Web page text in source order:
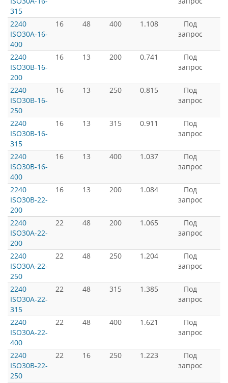
315
2240
ISO30A-16-
400
16 48 400 1.108
Под
запрос
2240
ISO30B-16-
200
16 13 200 0.741
Под
запрос
2240
ISO30B-16-
250
16 13 250 0.815
Под
запрос
2240
ISO30B-16-
315
16 13 315 0.911
Под
запрос
2240
ISO30B-16-
400
16 13 400 1.037
Под
запрос
2240
ISO30B-22-
200
16 13 200 1.084
Под
запрос
2240
ISO30A-22-
200
22 48 200 1.065
Под
запрос
2240
ISO30A-22-
250
22 48 250 1.204
Под
запрос
2240
ISO30A-22-
315
22 48 315 1.385
Под
запрос
2240
ISO30A-22-
400
22 48 400 1.621
Под
запрос
2240
ISO30B-22-
250
22 16 250 1.223
Под
запрос